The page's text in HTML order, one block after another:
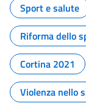
Sport e salute
Riforma dello
Cortina 2021
Violenza nello